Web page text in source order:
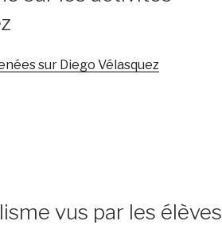
sur Diego Vélasquez
vus par les élèves